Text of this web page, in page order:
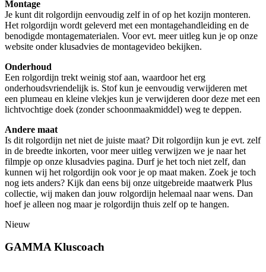
Montage
Je kunt dit rolgordijn eenvoudig zelf in of op het kozijn monteren.
Het rolgordijn wordt geleverd met een montagehandleiding en de
benodigde montagematerialen. Voor evt. meer uitleg kun je op onze
website onder klusadvies de montagevideo bekijken.
Onderhoud
Een rolgordijn trekt weinig stof aan, waardoor het erg
onderhoudsvriendelijk is. Stof kun je eenvoudig verwijderen met
een plumeau en kleine vlekjes kun je verwijderen door deze met een
lichtvochtige doek (zonder schoonmaakmiddel) weg te deppen.
Andere maat
Is dit rolgordijn net niet de juiste maat? Dit rolgordijn kun je evt. zelf
in de breedte inkorten, voor meer uitleg verwijzen we je naar het
filmpje op onze klusadvies pagina. Durf je het toch niet zelf, dan
kunnen wij het rolgordijn ook voor je op maat maken. Zoek je toch
nog iets anders? Kijk dan eens bij onze uitgebreide maatwerk Plus
collectie, wij maken dan jouw rolgordijn helemaal naar wens. Dan
hoef je alleen nog maar je rolgordijn thuis zelf op te hangen.
Nieuw
GAMMA Kluscoach